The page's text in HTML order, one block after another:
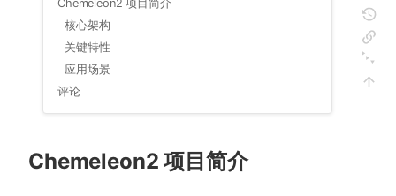
Chemeleon2 项目简介
核心架构
关键特性
应用场景
评论
Chemeleon2 项目简介